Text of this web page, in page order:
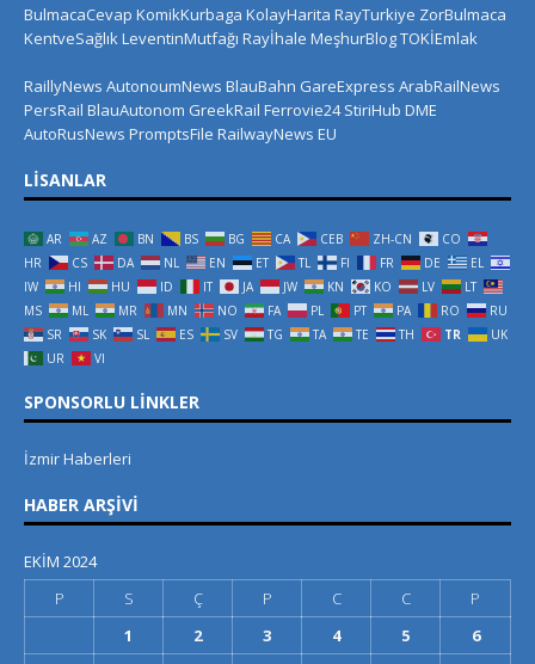
BulmacaCevap KomikKurbaga KolayHarita RayTurkiye ZorBulmaca
KentveSağlıkLeventinMutfağı Rayİhale MeşhurBlogTOKİEmlak
RaillyNews AutonoumNews BlauBahn GareExpress ArabRailNews
PersRail BlauAutonom GreekRail Ferrovie24 StiriHub DME
AutoRusNews PromptsFile RailwayNews EU
LISANLAR
AR AZ BN BS BG CA CEB ZH-CN
CO
HR
CS DA NL EN ET TL FI FR DE
EL
IW
HI HU ID IT JA JW KN KO LV
LT
MS
ML MR MN NO FA PL PT PA RO
RU
SR
SK SL ES SV TG TA TE TH TR
UK
UR
VI
SPONSORLU LINKLER
İzmir Haberleri
HABER ARŞIVI
EKIM 2024
P
S Ç P C C
P
1
2 3 4 5
6